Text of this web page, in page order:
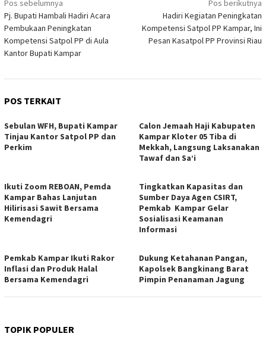
Navigasi
pos
Pos sebelumnya
Pj. Bupati Hambali Hadiri Acara
Pembukaan Peningkatan
Kompetensi Satpol PP di Aula
Kantor Bupati Kampar
Pos berikutnya
Hadiri Kegiatan Peningkatan
Kompetensi Satpol PP Kampar, Ini
Pesan Kasatpol PP Provinsi Riau
POS TERKAIT
Sebulan WFH, Bupati Kampar
Tinjau Kantor Satpol PP dan
Perkim
Calon Jemaah Haji Kabupaten
Kampar Kloter 05 Tiba di
Mekkah, Langsung Laksanakan
Tawaf dan Sa’i
Ikuti Zoom REBOAN, Pemda
Kampar Bahas Lanjutan
Hilirisasi Sawit Bersama
Kemendagri
Tingkatkan Kapasitas dan
Sumber Daya Agen CSIRT,
Pemkab Kampar Gelar
Sosialisasi Keamanan
Informasi
Pemkab Kampar Ikuti Rakor
Inflasi dan Produk Halal
Bersama Kemendagri
Dukung Ketahanan Pangan,
Kapolsek Bangkinang Barat
Pimpin Penanaman Jagung
TOPIK POPULER